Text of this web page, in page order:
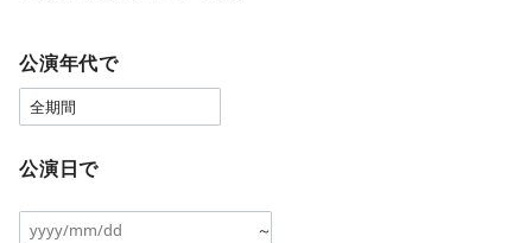
公演年代で
公演日で
～